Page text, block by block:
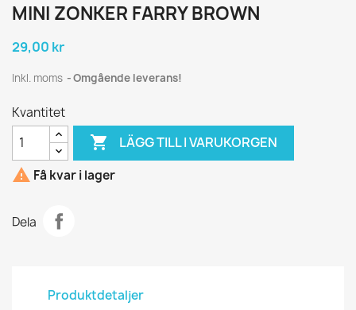
MINI ZONKER FARRY BROWN
29,00 kr
Inkl. moms Omgående leverans!
Kvantitet
 LÄGG TILL I VARUKORGEN
 Få kvar i lager
Dela
Produktdetaljer